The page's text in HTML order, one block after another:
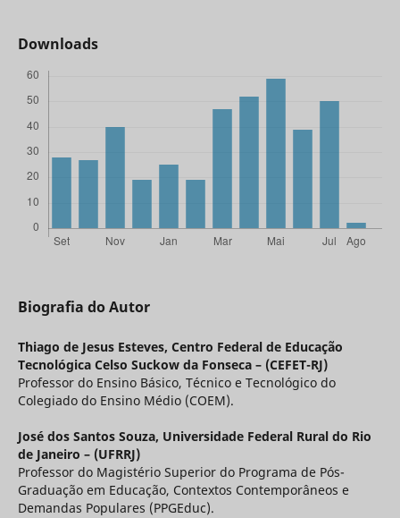
Downloads
Biografia do Autor
Thiago de Jesus Esteves, Centro Federal de Educação
Tecnológica Celso Suckow da Fonseca – (CEFET-RJ)
Professor do Ensino Básico, Técnico e Tecnológico do
Colegiado do Ensino Médio (COEM).
José dos Santos Souza, Universidade Federal Rural do Rio
de Janeiro – (UFRRJ)
Professor do Magistério Superior do Programa de Pós-
Graduação em Educação, Contextos Contemporâneos e
Demandas Populares (PPGEduc).